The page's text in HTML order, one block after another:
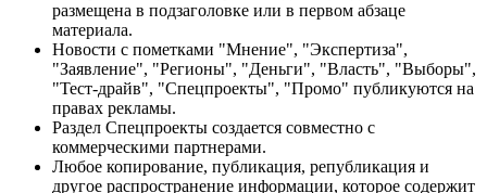
размещена в подзаголовке или в первом абзаце
материала.
Новости с пометками "Мнение", "Экспертиза",
"Заявление", "Регионы", "Деньги", "Власть", "Выборы",
"Тест-драйв", "Спецпроекты", "Промо" публикуются на
правах рекламы.
Раздел Спецпроекты создается совместно с
коммерческими партнерами.
Любое копирование, публикация, републикация и
другое распространение информации, которое содержит